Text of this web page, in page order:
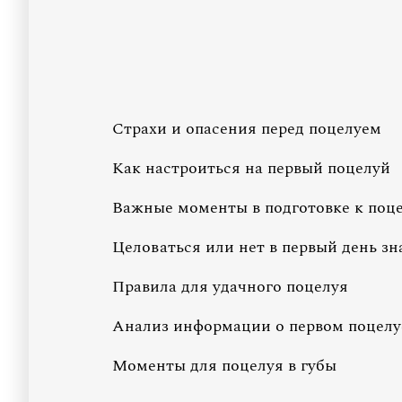
Страхи и опасения перед поцелуем
Как настроиться на первый поцелуй
Важные моменты в подготовке к
Целоваться или нет в первый день
Правила для удачного поцелуя
Анализ информации о первом
Моменты для поцелуя в губы